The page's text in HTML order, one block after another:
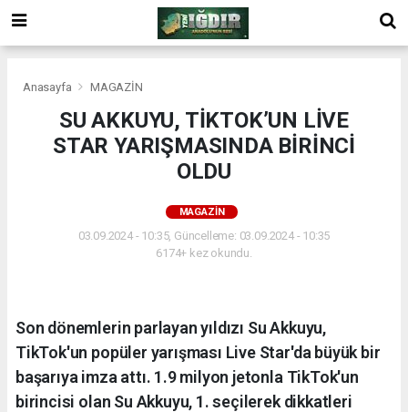
Anasayfa MAGAZİN
SU AKKUYU, TİKTOK’UN LİVE
STAR YARIŞMASINDA BİRİNCİ
OLDU
MAGAZİN
03.09.2024 - 10:35, Güncelleme: 03.09.2024 - 10:35
6174+ kez okundu.
Son dönemlerin parlayan yıldızı Su Akkuyu,
TikTok'un popüler yarışması Live Star'da büyük bir
başarıya imza attı. 1.9 milyon jetonla TikTok'un
birincisi olan Su Akkuyu, 1. seçilerek dikkatleri